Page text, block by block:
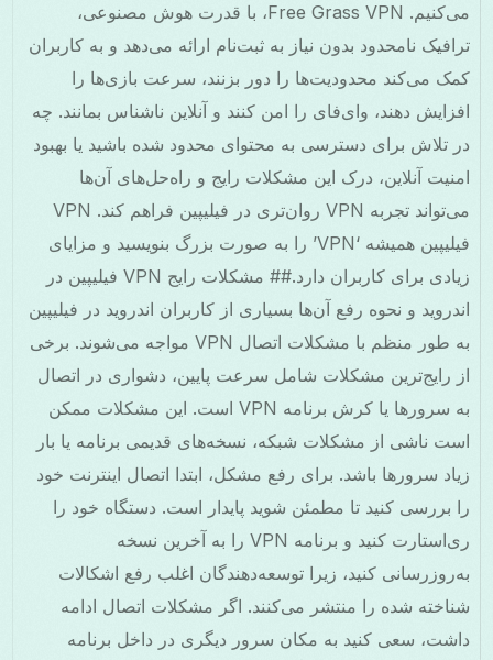
می‌کنیم. Free Grass VPN، با قدرت هوش مصنوعی،
ترافیک نامحدود بدون نیاز به ثبت‌نام ارائه می‌دهد و به کاربران
کمک می‌کند محدودیت‌ها را دور بزنند، سرعت بازی‌ها را
افزایش دهند، وای‌فای را امن کنند و آنلاین ناشناس بمانند. چه
در تلاش برای دسترسی به محتوای محدود شده باشید یا بهبود
امنیت آنلاین، درک این مشکلات رایج و راه‌حل‌های آن‌ها
می‌تواند تجربه VPN روان‌تری در فیلیپین فراهم کند. VPN
فیلیپین همیشه ‘VPN’ را به صورت بزرگ بنویسید و مزایای
زیادی برای کاربران دارد.## مشکلات رایج VPN فیلیپین در
اندروید و نحوه رفع آن‌ها بسیاری از کاربران اندروید در فیلیپین
به طور منظم با مشکلات اتصال VPN مواجه می‌شوند. برخی
از رایج‌ترین مشکلات شامل سرعت پایین، دشواری در اتصال
به سرورها یا کرش برنامه VPN است. این مشکلات ممکن
است ناشی از مشکلات شبکه، نسخه‌های قدیمی برنامه یا بار
زیاد سرورها باشد. برای رفع مشکل، ابتدا اتصال اینترنت خود
را بررسی کنید تا مطمئن شوید پایدار است. دستگاه خود را
ری‌استارت کنید و برنامه VPN را به آخرین نسخه
به‌روزرسانی کنید، زیرا توسعه‌دهندگان اغلب رفع اشکالات
شناخته شده را منتشر می‌کنند. اگر مشکلات اتصال ادامه
داشت، سعی کنید به مکان سرور دیگری در داخل برنامه